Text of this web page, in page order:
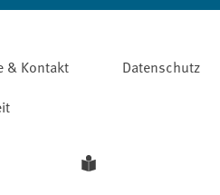
& Kontakt
Datenschutz